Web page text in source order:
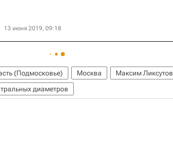
13 июня 2019, 09:18
(Подмосковье) Москва
Максим Ликсутов
диаметров